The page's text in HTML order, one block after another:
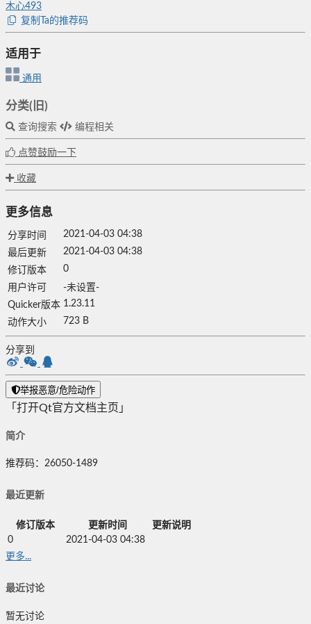
木心493
复制Ta的推荐码
适用于
通用
分类(旧)
查询搜索 编程相关
点赞鼓励一下
收藏
更多信息
分享时间
2021-04-03 04:38
最后更新
2021-04-03 04:38
修订版本
0
用户许可
-未设置-
Quicker版本 1.23.11
动作大小
723 B
分享到
举报恶意/危险动作
「打开Qt官方文档主页」
简介
推荐码：26050-1489
最近更新
修订版本 更新时间
更新说明
0
2021-04-03 04:38
更多...
最近讨论
暂无讨论